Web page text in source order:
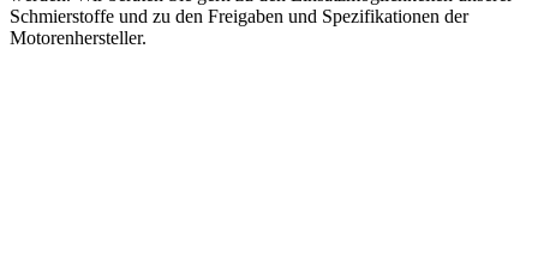
Schmierstoffe und zu den Freigaben und Spezifikationen der
Motorenhersteller.